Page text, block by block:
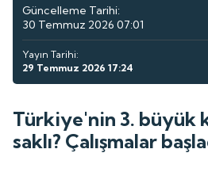
Güncelleme Tarihi:
30 Temmuz 2026 07:01
Yayın Tarihi:
29 Temmuz 2026 17:24
Türkiye'nin 3. büyük
saklı? Çalışmalar